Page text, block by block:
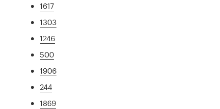
1617
1303
1246
500
1906
244
1869